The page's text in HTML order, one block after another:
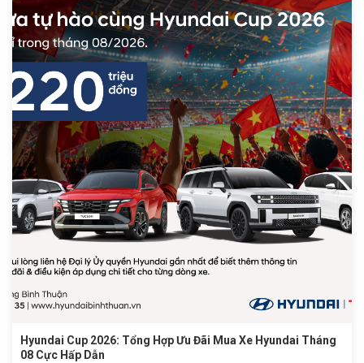
Hyundai Cup 2026: Tổng Hợp Ưu Đãi Mua Xe Hyundai Tháng
08 Cực Hấp Dẫn